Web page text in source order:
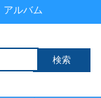
アルバム